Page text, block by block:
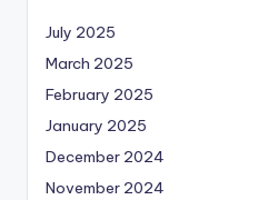
July 2025
March 2025
February 2025
January 2025
December 2024
November 2024